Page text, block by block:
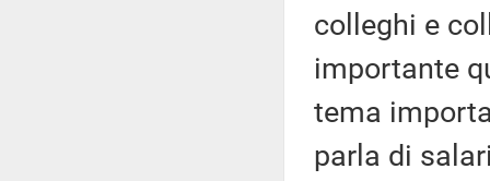
colleghi e
importante
tema
parla di